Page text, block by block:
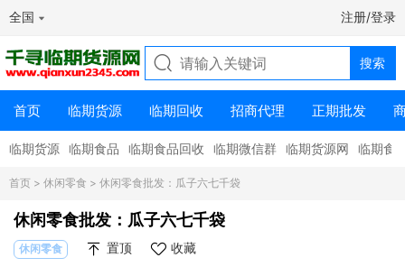
全国 注册/登录
首页 临期货源 临期回收 招商代理 正期批发
临期货源 临期食品 临期食品回收 临期微信群 临期货源网 临期食
首页 > 休闲零食 > 休闲零食批发：瓜子六七千袋
休闲零食批发：瓜子六七千袋
休闲零食 置顶 收藏